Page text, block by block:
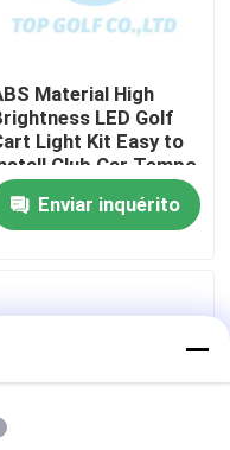
golfe
golfe
Material High
LED Golf
Light Kit Easy to
Club Car Tempo
Enviar inquérito